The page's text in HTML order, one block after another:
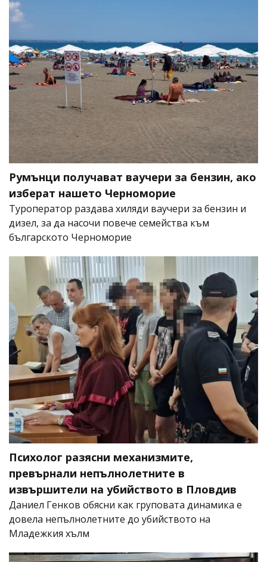
Румънци получават ваучери за бензин, ако
изберат нашето Черноморие
Туроператор раздава хиляди ваучери за бензин и
дизел, за да насочи повече семейства към
българското Черноморие
Психолог разясни механизмите,
превърнали непълнолетните в
извършители на убийството в Пловдив
Даниел Генков обясни как груповата динамика е
довела непълнолетните до убийството на
Младежкия хълм